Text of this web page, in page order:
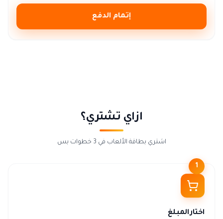
إتمام الدفع
ازاي تشتري؟
اشتري بطاقة الألعاب في 3 خطوات بس
1
اختار المبلغ